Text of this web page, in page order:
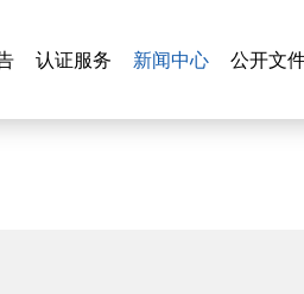
认证服务 新闻中心 公开文